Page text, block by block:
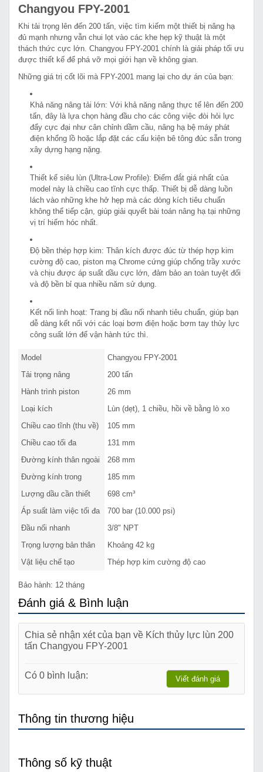
Changyou FPY-2001
Khi tải trọng lên đến 200 tấn, việc tìm kiếm một thiết bị nâng hạ
đủ mạnh nhưng vẫn chui lọt vào các khe hẹp kỹ thuật là một
thách thức cực lớn. Changyou FPY-2001 chính là giải pháp tối ưu
được thiết kế để phá vỡ mọi giới hạn về không gian.
Những giá trị cốt lõi mà FPY-2001 mang lại cho dự án của bạn:
Khả năng nâng tải lớn: Với khả năng nâng thực tế lên đến 200
tấn, đây là lựa chọn hàng đầu cho các công việc đòi hỏi lực
đẩy cực đại như cân chỉnh dầm cầu, nâng hạ bệ máy phát
điện khổng lồ hoặc lắp đặt các cấu kiện bê tông đúc sẵn trong
xây dựng hạng nặng.
Thiết kế siêu lùn (Ultra-Low Profile): Điểm đắt giá nhất của
model này là chiều cao tĩnh cực thấp. Thiết bị dễ dàng luồn
lách vào những khe hở hẹp mà các dòng kích tiêu chuẩn
không thể tiếp cận, giúp giải quyết bài toán nâng hạ tại những
vị trí hiểm hóc nhất.
Độ bền thép hợp kim: Thân kích được đúc từ thép hợp kim
cường độ cao, piston mạ Chrome cứng giúp chống trầy xước
và chịu được áp suất dầu cực lớn, đảm bảo an toàn tuyệt đối
và độ bền bỉ qua nhiều năm sử dụng.
Kết nối linh hoạt: Trang bị đầu nối nhanh tiêu chuẩn, giúp bạn
dễ dàng kết nối với các loại bơm điện hoặc bơm tay thủy lực
công suất lớn để vận hành tức thì.
Model
Changyou FPY-2001
Tải trọng nâng
200 tấn
Hành trình piston
26 mm
Loại kích
Lùn (dẹt), 1 chiều, hồi về bằng lò xo
Chiều cao tĩnh (thu về)
105 mm
Chiều cao tối đa
131 mm
Đường kính thân ngoài
268 mm
Đường kính trong
185 mm
Lượng dầu cần thiết
698 cm³
Áp suất làm việc tối đa
700 bar (10.000 psi)
Đầu nối nhanh
3/8" NPT
Trọng lượng bản thân
Khoảng 42 kg
Vật liệu chế tạo
Thép hợp kim cường độ cao
Bảo hành: 12 tháng
Đánh giá & Bình luận
Chia sẻ nhận xét của bạn về Kích thủy lực lùn 200
tấn Changyou FPY-2001
Có 0 bình luận: Viết đánh giá
Thông tin thương hiệu
Thông số kỹ thuật